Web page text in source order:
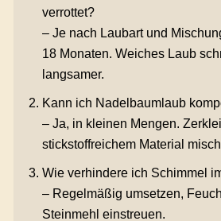
verrottet?
– Je nach Laubart und
18 Monaten. Weiches Laub
langsamer.
Kann ich Nadelbaumlaub
– Ja, in kleinen Mengen.
stickstoffreichem Material
Wie verhindere ich Schimmel
– Regelmäßig umsetzen,
Steinmehl einstreuen.